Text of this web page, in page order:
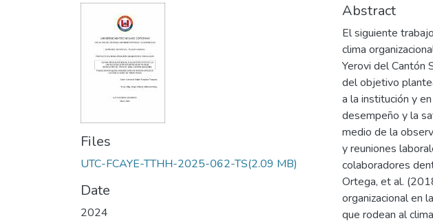
Files
UTC-FCAYE-TTHH-2025-062-TS(2.09 MB)
Date
2024
Abstract
El siguiente
clima
Yerovi del Cantón
del objetivo
a la institución y
desempeño y la
medio de la
y reuniones
colaboradores
Ortega, et al.
organizacional en
que rodean al